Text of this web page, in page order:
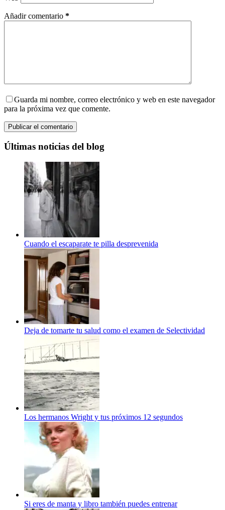
Añadir comentario *
Guarda mi nombre, correo electrónico y web en este navegador
para la próxima vez que comente.
Publicar el comentario
Últimas noticias del blog
Cuando el escaparate te pilla desprevenida
Deja de tomarte tu salud como el examen de Selectividad
Los hermanos Wright y tus próximos 12 segundos
Si eres de manta y libro también puedes entrenar